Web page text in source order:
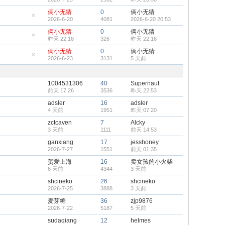
帖
藏
置
帖
藏
置
帖
俩小无猜
2026-6-20
0
4081
俩小无猜
2026-6-20 20:53
藏
置
帖
俩小无猜
昨天 22:16
0
326
俩小无猜
昨天 22:16
藏
顶
俩小无猜
2026-6-23
0
3131
俩小无猜
5 天前
1004531306
前天 17:26
40
3536
Supernaut
昨天 22:53
adsler
4 天前
16
1951
adsler
昨天 07:20
zctcaven
3 天前
7
1111
Alcky
前天 14:53
ganxiang
2026-7-27
17
1551
jesshoney
前天 01:35
贺爱上海
6 天前
16
4344
卖女孩的小火柴
3 天前
shcineko
2026-7-25
26
3888
shcineko
3 天前
麦芽糖
2026-7-22
36
5187
zjp9876
5 天前
sudaqiang 12 helmes